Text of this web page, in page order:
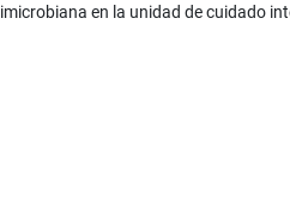
en la unidad de cuidado